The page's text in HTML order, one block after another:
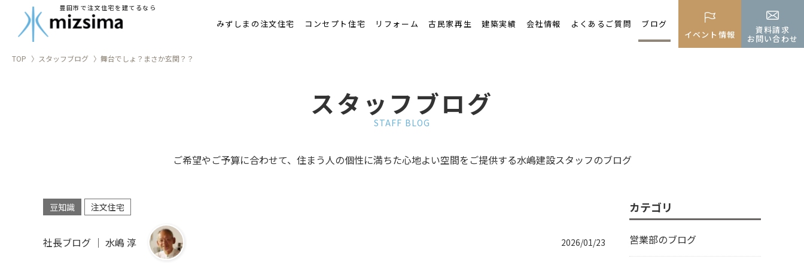
豊田市で注文住宅を建てるなら
みずしまの注文住宅
家づくりの流れコンセプト住宅 リフォーム 古民家再生 建築実績 会社情報 よくあるご質問
ブログ
イベント情報
資料請求
お問い合わせ
TOP スタッフブログ 舞台でしょ？まさか玄関？？
スタッフブログ
STAFF BLOG
ご希望やご予算に合わせて、住まう人の個性に満ちた心地よい空間をご提供する水嶋建設スタッフのブログ
豆知識 注文住宅
社長ブログ ｜ 水嶋 淳 2026/01/23
カテゴリ
営業部のブログ